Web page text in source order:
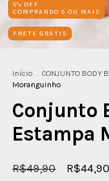
5% OFF
COMPRANDO 5 OU MAIS
FRETE GRÁTIS
Início . CONJUNTO BODY
Moranguinho
Conjunto
Estampa
R$49,90 R$44,90